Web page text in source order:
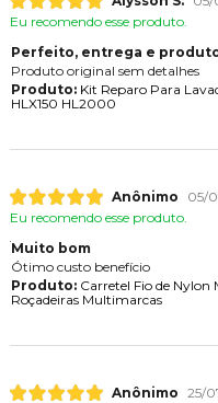
Eu recomendo esse produto.
Perfeito, entrega e
Produto original sem detalhes
Produto:Kit Reparo Para
HLX150 HL2000
Anônimo
05/
Eu recomendo esse produto.
Muito bom
Ótimo custo benefício
Produto:Carretel Fio de Nylon
Roçadeiras Multimarcas
Anônimo 25/